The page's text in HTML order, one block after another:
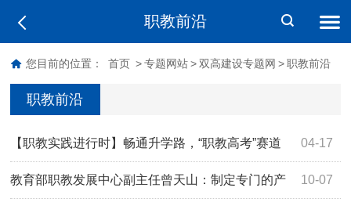
职教前沿
您目前的位置： 首页 > 专题网站 > 双高建设专题网 > 职教前沿
职教前沿
04-17
【职教实践进行时】畅通升学路，“职教高考”赛道
亦宽阔 10-07
教育部职教发展中心副主任曾天山：制定专门的产